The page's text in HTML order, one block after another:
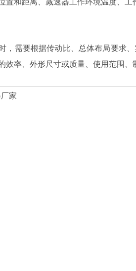
，需要根据传动比、总体布局要求
效率、外形尺寸或质量、使用范围